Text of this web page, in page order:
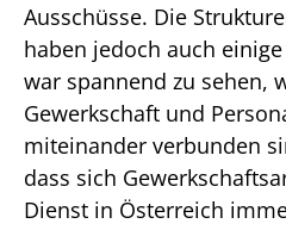
Ausschüsse. Die
haben jedoch auch
war spannend zu sehen,
Gewerkschaft und
miteinander verbunden
dass sich
Dienst in Österreich